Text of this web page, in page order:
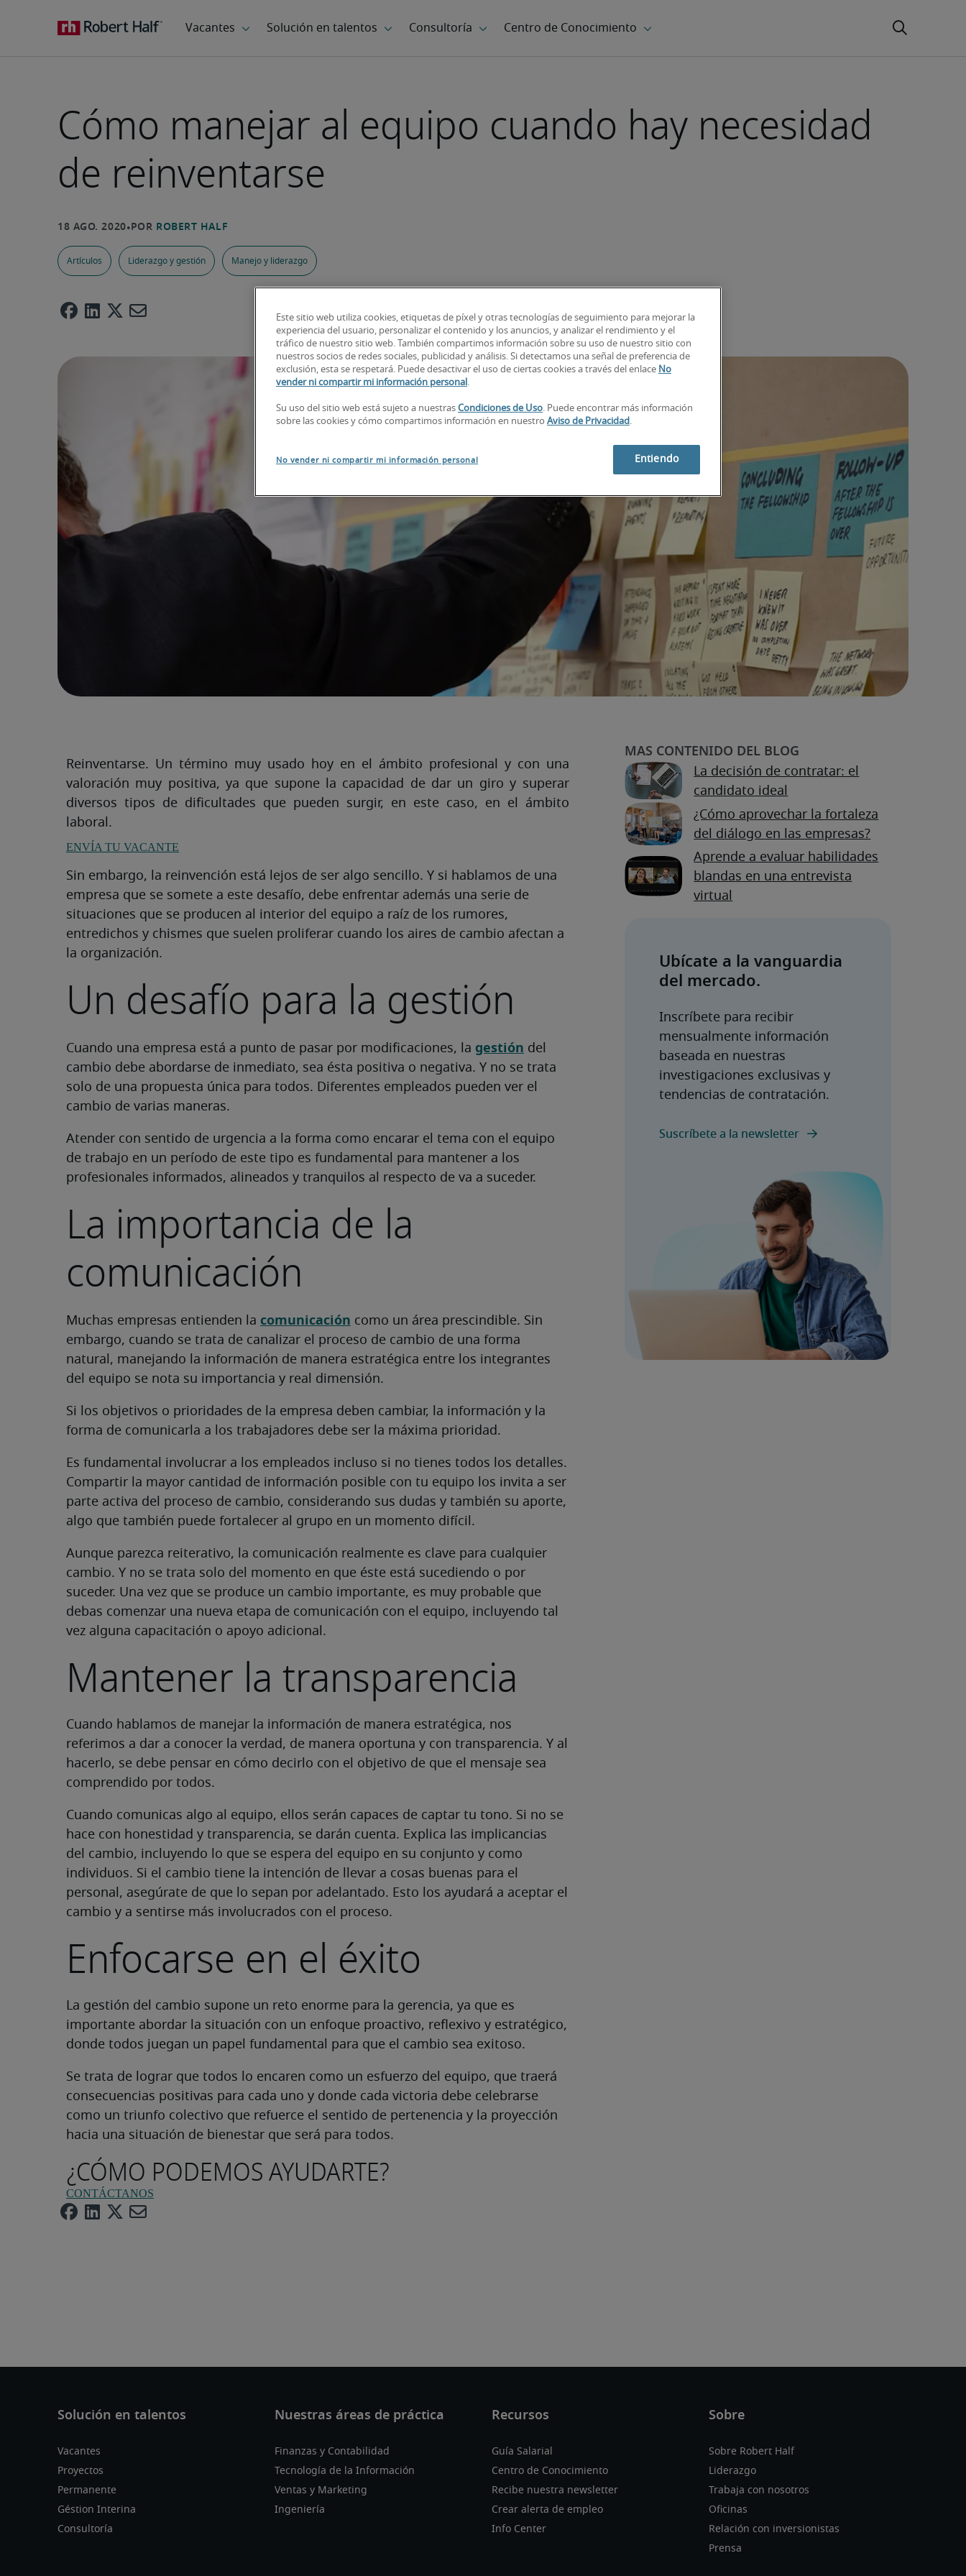
Cómo manejar al equipo cuando hay necesidad
de reinventarse
Artículos Liderazgo y gestión Manejo y liderazgo
Reinventarse. Un término muy usado hoy en el ámbito profesional y con una
valoración muy positiva, ya que supone la capacidad de dar un giro y superar
diversos tipos de dificultades que pueden surgir, en este caso, en el ámbito
laboral.
ENVÍA TU VACANTE
Sin embargo, la reinvención está lejos de ser algo sencillo. Y si hablamos de una
empresa que se somete a este desafío, debe enfrentar además una serie de
situaciones que se producen al interior del equipo a raíz de los rumores,
entredichos y chismes que suelen proliferar cuando los aires de cambio afectan a
la organización.
Un desafío para la gestión
Cuando una empresa está a punto de pasar por modificaciones, la gestión del
cambio debe abordarse de inmediato, sea ésta positiva o negativa. Y no se trata
solo de una propuesta única para todos. Diferentes empleados pueden ver el
cambio de varias maneras.
Atender con sentido de urgencia a la forma como encarar el tema con el equipo
de trabajo en un período de este tipo es fundamental para mantener a los
profesionales informados, alineados y tranquilos al respecto de va a suceder.
La importancia de la
comunicación
Muchas empresas entienden la comunicación como un área prescindible. Sin
embargo, cuando se trata de canalizar el proceso de cambio de una forma
natural, manejando la información de manera estratégica entre los integrantes
del equipo se nota su importancia y real dimensión.
Si los objetivos o prioridades de la empresa deben cambiar, la información y la
forma de comunicarla a los trabajadores debe ser la máxima prioridad.
Es fundamental involucrar a los empleados incluso si no tienes todos los detalles.
Compartir la mayor cantidad de información posible con tu equipo los invita a ser
parte activa del proceso de cambio, considerando sus dudas y también su aporte,
algo que también puede fortalecer al grupo en un momento difícil.
Aunque parezca reiterativo, la comunicación realmente es clave para cualquier
cambio. Y no se trata solo del momento en que éste está sucediendo o por
suceder. Una vez que se produce un cambio importante, es muy probable que
debas comenzar una nueva etapa de comunicación con el equipo, incluyendo tal
vez alguna capacitación o apoyo adicional.
Mantener la transparencia
Cuando hablamos de manejar la información de manera estratégica, nos
referimos a dar a conocer la verdad, de manera oportuna y con transparencia. Y al
hacerlo, se debe pensar en cómo decirlo con el objetivo de que el mensaje sea
comprendido por todos.
Cuando comunicas algo al equipo, ellos serán capaces de captar tu tono. Si no se
hace con honestidad y transparencia, se darán cuenta. Explica las implicancias
del cambio, incluyendo lo que se espera del equipo en su conjunto y como
individuos. Si el cambio tiene la intención de llevar a cosas buenas para el
personal, asegúrate de que lo sepan por adelantado. Esto los ayudará a aceptar el
cambio y a sentirse más involucrados con el proceso.
Enfocarse en el éxito
La gestión del cambio supone un reto enorme para la gerencia, ya que es
importante abordar la situación con un enfoque proactivo, reflexivo y estratégico,
donde todos juegan un papel fundamental para que el cambio sea exitoso.
Se trata de lograr que todos lo encaren como un esfuerzo del equipo, que traerá
consecuencias positivas para cada uno y donde cada victoria debe celebrarse
como un triunfo colectivo que refuerce el sentido de pertenencia y la proyección
hacia una situación de bienestar que será para todos.
¿CÓMO PODEMOS AYUDARTE?
CONTÁCTANOS
La decisión de contratar: el
candidato ideal
¿Cómo aprovechar la fortaleza
del diálogo en las empresas?
Aprende a evaluar habilidades
blandas en una entrevista
virtual
Vacantes
Proyectos
Permanente
Géstion Interina
Consultoría
Finanzas y Contabilidad
Tecnología de la Información
Ventas y Marketing
Ingeniería
Guía Salarial
Centro de Conocimiento
Recibe nuestra newsletter
Crear alerta de empleo
Info Center
Sobre Robert Half
Liderazgo
Trabaja con nosotros
Oficinas
Relación con inversionistas
Prensa
Este sitio web utiliza cookies, etiquetas de píxel y otras tecnologías de seguimiento para mejorar la
experiencia del usuario, personalizar el contenido y los anuncios, y analizar el rendimiento y el
tráfico de nuestro sitio web. También compartimos información sobre su uso de nuestro sitio con
nuestros socios de redes sociales, publicidad y análisis. Si detectamos una señal de preferencia de
exclusión, esta se respetará. Puede desactivar el uso de ciertas cookies a través del enlace No
vender ni compartir mi información personal
Su uso del sitio web está sujeto a nuestras Condiciones de Uso . Puede encontrar más información
sobre las cookies y cómo compartimos información en nuestro Aviso de Privacidad
No vender ni compartir mi información personal Entiendo